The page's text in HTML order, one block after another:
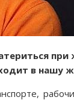
в нашу